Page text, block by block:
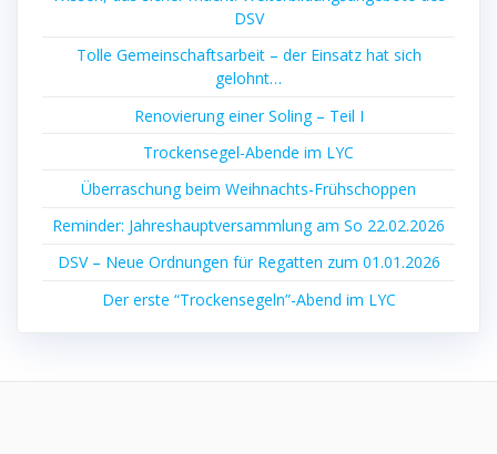
DSV
Tolle Gemeinschaftsarbeit – der Einsatz hat sich
gelohnt…
Renovierung einer Soling – Teil I
Trockensegel-Abende im LYC
Überraschung beim Weihnachts-Frühschoppen
Reminder: Jahreshauptversammlung am So 22.02.2026
DSV – Neue Ordnungen für Regatten zum 01.01.2026
Der erste “Trockensegeln”-Abend im LYC